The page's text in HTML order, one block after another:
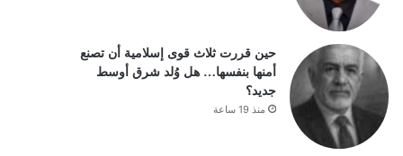
حين قررت ثلاث قوى إسلامية أن تصنع
أمنها بنفسها… هل وُلد شرق أوسط
جديد؟
منذ 19 ساعة